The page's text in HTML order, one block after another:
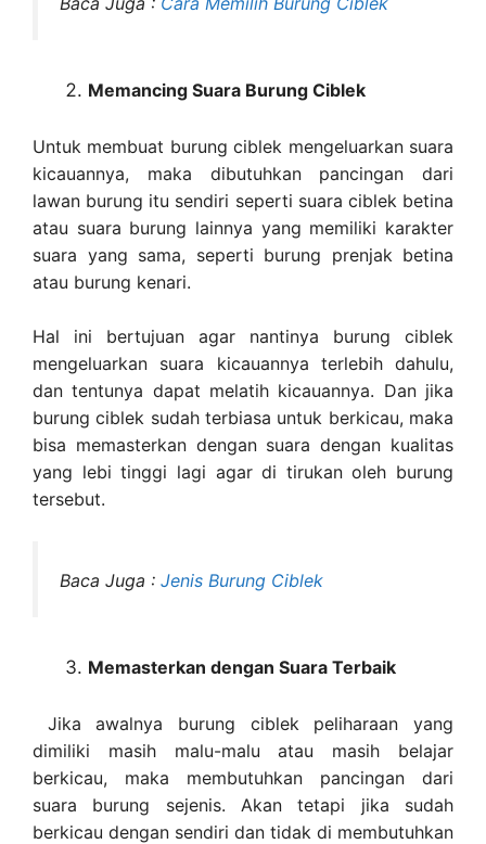
Memancing Suara Burung Ciblek
Untuk membuat burung ciblek mengeluarkan suara
kicauannya, maka dibutuhkan pancingan dari
lawan burung itu sendiri seperti suara ciblek betina
atau suara burung lainnya yang memiliki karakter
suara yang sama, seperti burung prenjak betina
atau burung kenari.
Hal ini bertujuan agar nantinya burung ciblek
mengeluarkan suara kicauannya terlebih dahulu,
dan tentunya dapat melatih kicauannya. Dan jika
burung ciblek sudah terbiasa untuk berkicau, maka
bisa memasterkan dengan suara dengan kualitas
yang lebi tinggi lagi agar di tirukan oleh burung
tersebut.
Baca Juga : Jenis Burung Ciblek
Memasterkan dengan Suara Terbaik
Jika awalnya burung ciblek peliharaan yang
dimiliki masih malu-malu atau masih belajar
berkicau, maka membutuhkan pancingan dari
suara burung sejenis. Akan tetapi jika sudah
berkicau dengan sendiri dan tidak di membutuhkan